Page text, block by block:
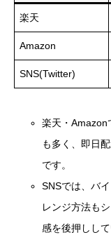
楽天
Amazon
SNS(Twitter)
楽天・Amazon
も多く、即日
です。
SNSでは、バ
レンジ方法も
感を後押しして